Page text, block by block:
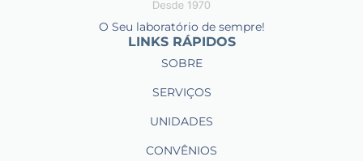
O Seu laboratório de sempre!
LINKS RÁPIDOS
SOBRE
SERVIÇOS
UNIDADES
CONVÊNIOS